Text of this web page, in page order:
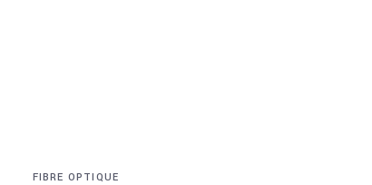
FIBRE OPTIQUE